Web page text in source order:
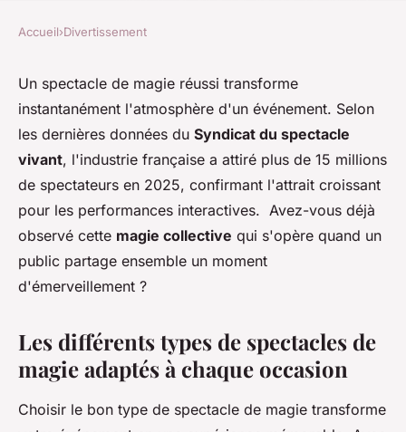
Découvrez un magicien à lyon
pour vos événements
inoubliables
Sara•21 novembre 2025•7 min de lecture
Accueil›Divertissement
Un spectacle de magie réussi transforme
instantanément l'atmosphère d'un événement. Selon
les dernières données du Syndicat du spectacle
vivant, l'industrie française a attiré plus de 15 millions
de spectateurs en 2025, confirmant l'attrait croissant
pour les performances interactives. Avez-vous déjà
observé cette magie collective qui s'opère quand un
public partage ensemble un moment
d'émerveillement ?
Les différents types de spectacles de
magie adaptés à chaque occasion
Choisir le bon type de spectacle de magie transforme